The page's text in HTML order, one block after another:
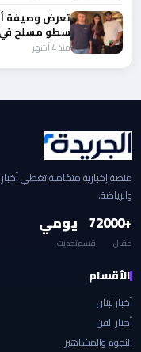
تعرض وصيفة
سطو مسلح في
منذ 4 أشهر
منصة إخبارية متكاملة تغطي أخبار
والرياضة.
+2000
مقال
7
قسم
يومي
تحديث
الأقسام
أخبار لبنان
أخبار الفن
النجوم والمشاهير